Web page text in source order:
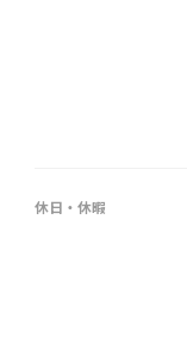
休日・休暇